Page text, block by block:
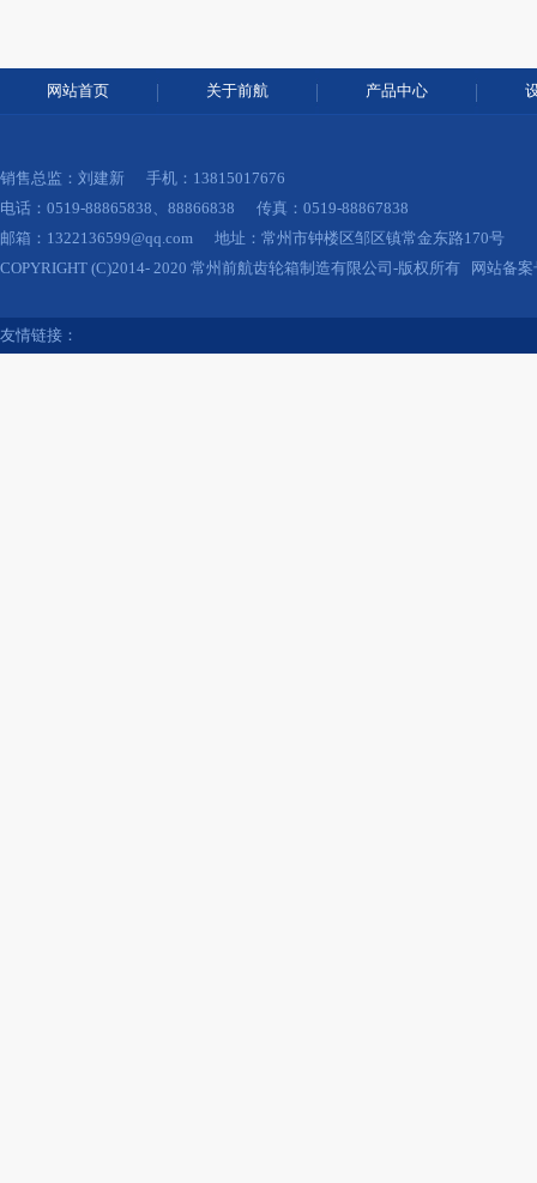
网站首页 关于前航 产品中心
销售总监：刘建新 手机：13815017676
电话：0519-88865838、88866838 传真：0519-88867838
邮箱：1322136599@qq.com 地址：常州市钟楼区邹区镇常金东路170号
COPYRIGHT (C)2014- 2020 常州前航齿轮箱制造有限公司-版权所有 网站备案
友情链接：